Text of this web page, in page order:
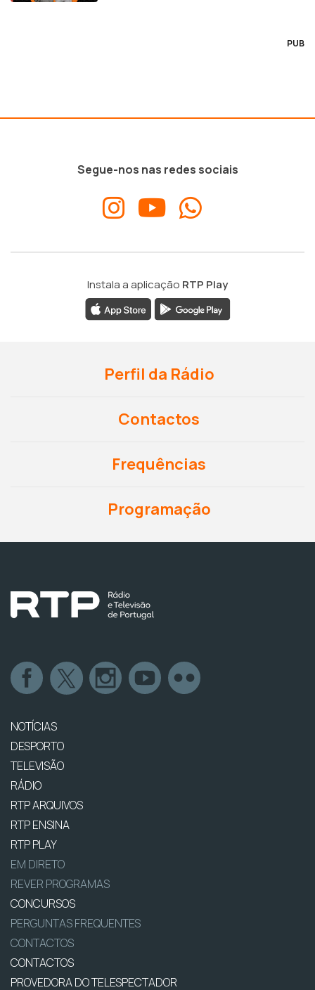
PUB
Segue-nos nas redes sociais
Instala a aplicação RTP Play
Perfil da Rádio
Contactos
Frequências
Programação
NOTÍCIAS
DESPORTO
TELEVISÃO
RÁDIO
RTP ARQUIVOS
RTP ENSINA
RTP PLAY
EM DIRETO
REVER PROGRAMAS
CONCURSOS
PERGUNTAS FREQUENTES
CONTACTOS
CONTACTOS
PROVEDORA DO TELESPECTADOR